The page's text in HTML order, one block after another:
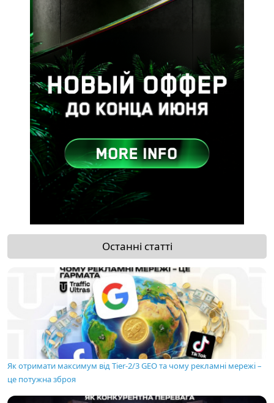
Останні статті
Як отримати максимум від Tier-2/3 GEO та чому рекламні мережі –
це потужна зброя